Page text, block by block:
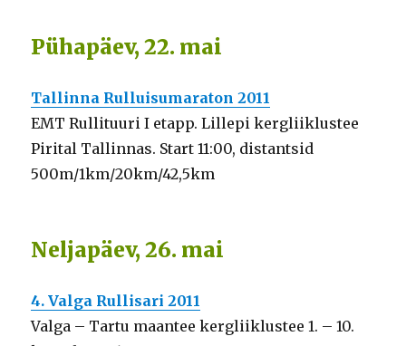
Pühapäev, 22. mai
Tallinna Rulluisumaraton 2011
EMT Rullituuri I etapp. Lillepi kergliiklustee
Pirital Tallinnas. Start 11:00, distantsid
500m/1km/20km/42,5km
Neljapäev, 26. mai
4. Valga Rullisari 2011
Valga – Tartu maantee kergliiklustee 1. – 10.